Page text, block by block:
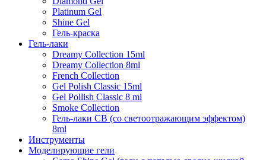
Platinum Gel
Shine Gel
Гель-краска
Гель-лаки
Dreamy Collection 15ml
Dreamy Collection 8ml
French Collection
Gel Polish Classic 15ml
Gel Pollish Classic 8 ml
Smoke Collection
Гель-лаки СВ (со светоотражающим эффектом)
8ml
Инструменты
Моделирующие гели